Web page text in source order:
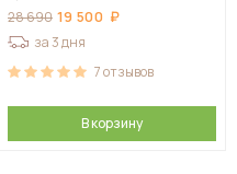
28 690 19 500
за 3 дня
7отзывов
В корзину